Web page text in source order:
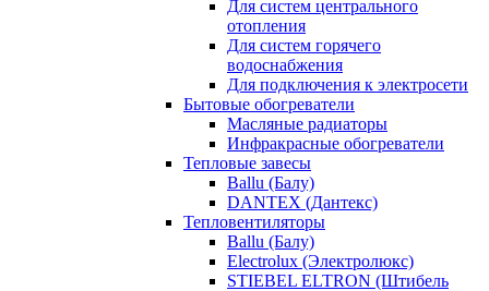
Для систем центрального
отопления
Для систем горячего
водоснабжения
Для подключения к электросети
Бытовые обогреватели
Масляные радиаторы
Инфракрасные обогреватели
Тепловые завесы
Ballu (Балу)
DANTEX (Дантекс)
Тепловентиляторы
Ballu (Балу)
Electrolux (Электролюкс)
STIEBEL ELTRON (Штибель